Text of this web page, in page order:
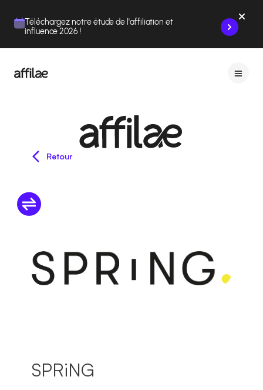
Téléchargez notre étude de l'affiliation et
influence 2026 !
Retour
SPRiNG